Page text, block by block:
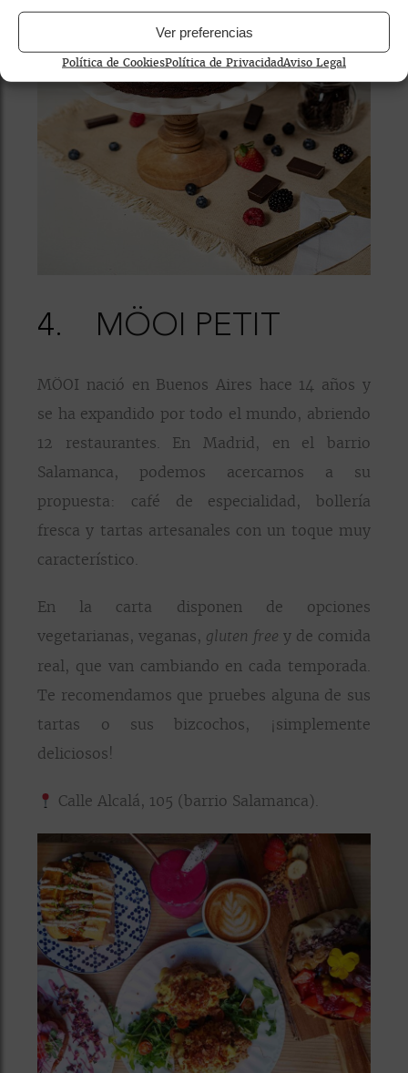
Ver preferencias
Política de CookiesPolítica de PrivacidadAviso Legal
4. MÖOI PETIT
MÖOI nació en Buenos Aires hace 14 años y
se ha expandido por todo el mundo, abriendo
12 restaurantes. En Madrid, en el barrio
Salamanca, podemos acercarnos a su
propuesta: café de especialidad, bollería
fresca y tartas artesanales con un toque muy
característico.
En la carta disponen de opciones
vegetarianas, veganas, gluten free y de comida
real, que van cambiando en cada temporada.
Te recomendamos que pruebes alguna de sus
tartas o sus bizcochos, ¡simplemente
deliciosos!
Calle Alcalá, 105 (barrio Salamanca).